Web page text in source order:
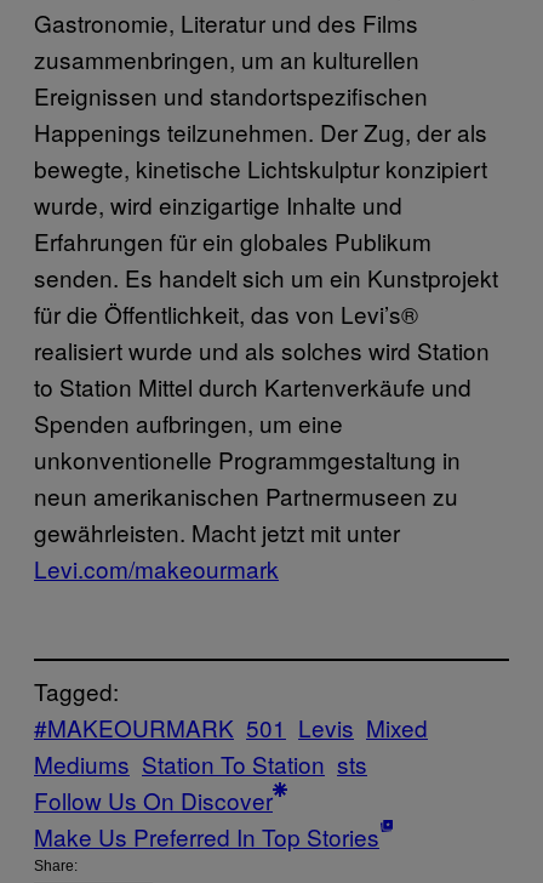
Gastronomie, Literatur und des Films
zusammenbringen, um an kulturellen
Ereignissen und standortspezifischen
Happenings teilzunehmen. Der Zug, der als
bewegte, kinetische Lichtskulptur konzipiert
wurde, wird einzigartige Inhalte und
Erfahrungen für ein globales Publikum
senden. Es handelt sich um ein Kunstprojekt
für die Öffentlichkeit, das von Levi’s®
realisiert wurde und als solches wird Station
to Station Mittel durch Kartenverkäufe und
Spenden aufbringen, um eine
unkonventionelle Programmgestaltung in
neun amerikanischen Partnermuseen zu
gewährleisten. Macht jetzt mit unter
Levi.com/makeourmark
Tagged:
#MAKEOURMARK 501 Levis Mixed
Mediums Station To Station sts
Follow Us On Discover
Make Us Preferred In Top Stories
Share: